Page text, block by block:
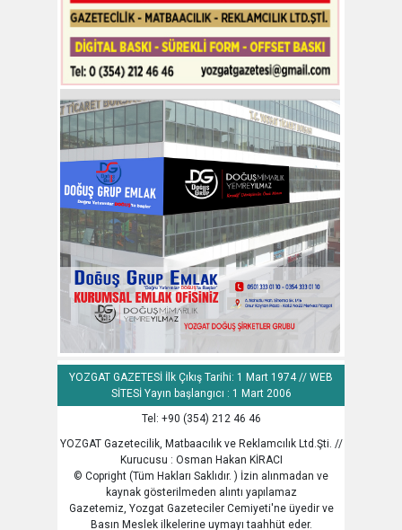
YOZGAT GAZETESİ İlk Çıkış Tarihi: 1 Mart 1974 // WEB
SİTESİ Yayın başlangıcı : 1 Mart 2006
Tel: +90 (354) 212 46 46
YOZGAT Gazetecilik, Matbaacılık ve Reklamcılık Ltd.Şti. //
Kurucusu : Osman Hakan KİRACI
© Copright (Tüm Hakları Saklıdır. ) İzin alınmadan ve
kaynak gösterilmeden alıntı yapılamaz
Gazetemiz, Yozgat Gazeteciler Cemiyeti'ne üyedir ve
Basın Meslek ilkelerine uymayı taahhüt eder.